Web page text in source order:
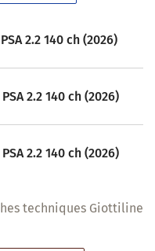
2.2 140 ch (2026)
2.2 140 ch (2026)
2.2 140 ch (2026)
techniques Giottiline